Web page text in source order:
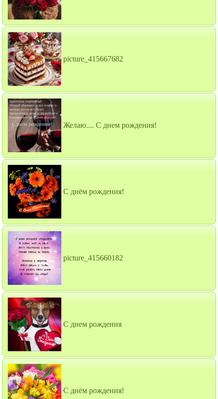
picture_415667682
Желаю.... С днем рождения!
С днём рождения!
picture_415660182
С днем рождения
С днём рождения!